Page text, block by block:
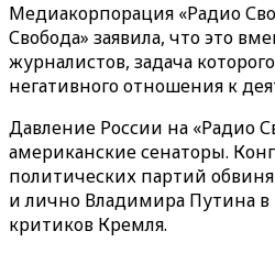
Медиакорпорация «Радио
Свобода» заявила, что это
журналистов, задача
негативного отношения к
Давление России на «Радио
американские сенаторы.
политических партий
и лично Владимира Путина в
критиков Кремля.